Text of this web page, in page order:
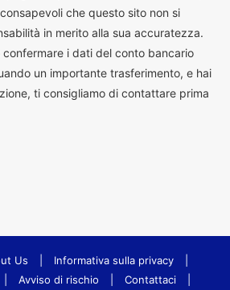
che questo sito non si
in merito alla sua accuratezza.
i dati del conto bancario
un importante trasferimento, e hai
ti consigliamo di contattare prima
Us Informativa sulla privacy
Avviso di rischio Contattaci